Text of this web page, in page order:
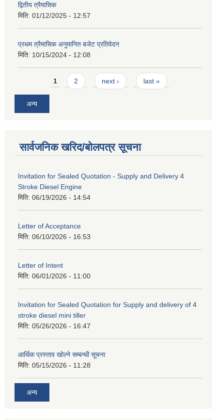
द्वितीय त्रैमासिक
मिति: 01/12/2025 - 12:57
प्रथम त्रैमासिक अनुमानित बजेट प्रतिवेदन
मिति: 10/15/2024 - 12:08
Pages1 2 next › last »
अन्य
सार्वजनिक खरिद/बोलपत्र सूचना
Invitation for Sealed Quotation - Supply and Delivery 4
Stroke Diesel Engine
मिति: 06/19/2026 - 14:54
Letter of Acceptance
मिति: 06/10/2026 - 16:53
Letter of Intent
मिति: 06/01/2026 - 11:00
Invitation for Sealed Quotation for Supply and delivery of 4
stroke diesel mini tiller
मिति: 05/26/2026 - 16:47
आर्थिक प्रस्ताव खोल्ने सम्बन्धी सूचना
मिति: 05/15/2026 - 11:28
अन्य